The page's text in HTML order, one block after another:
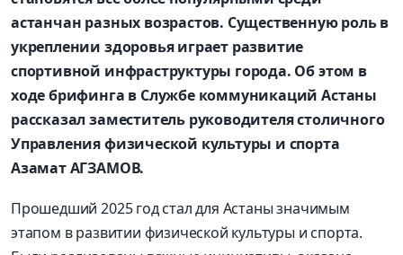
астанчан разных возрастов. Существенную роль в
укреплении здоровья играет развитие
спортивной инфраструктуры города. Об этом в
ходе брифинга в Службе коммуникаций Астаны
рассказал заместитель руководителя столичного
Управления физической культуры и спорта
Азамат АГЗАМОВ.
Прошедший 2025 год стал для Астаны значимым
этапом в развитии физической культуры и спорта.